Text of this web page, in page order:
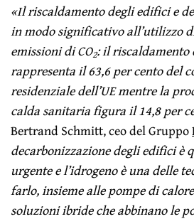
«Il riscaldamento degli edifici e
in modo significativo all’utilizzo
emissioni di CO2: il
rappresenta il 63,6 per cento del
residenziale dell’UE mentre la
calda sanitaria figura il 14,8 per
Bertrand Schmitt, ceo del Gruppo
decarbonizzazione degli edifici è
urgente e l’idrogeno è una delle
farlo, insieme alle pompe di
soluzioni ibride che abbinano le